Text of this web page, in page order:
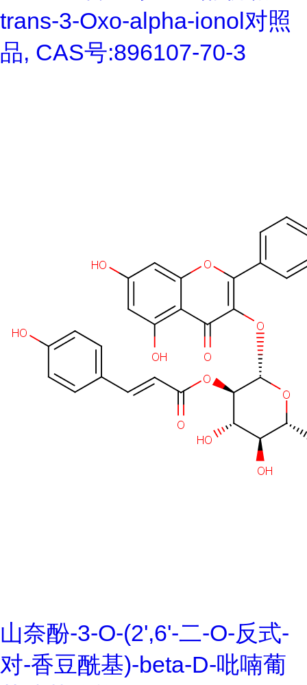
trans-3-Oxo-alpha-ionol对照
品, CAS号:896107-70-3
山奈酚-3-O-(2',6'-二-O-反式-
对-香豆酰基)-beta-D-吡喃葡